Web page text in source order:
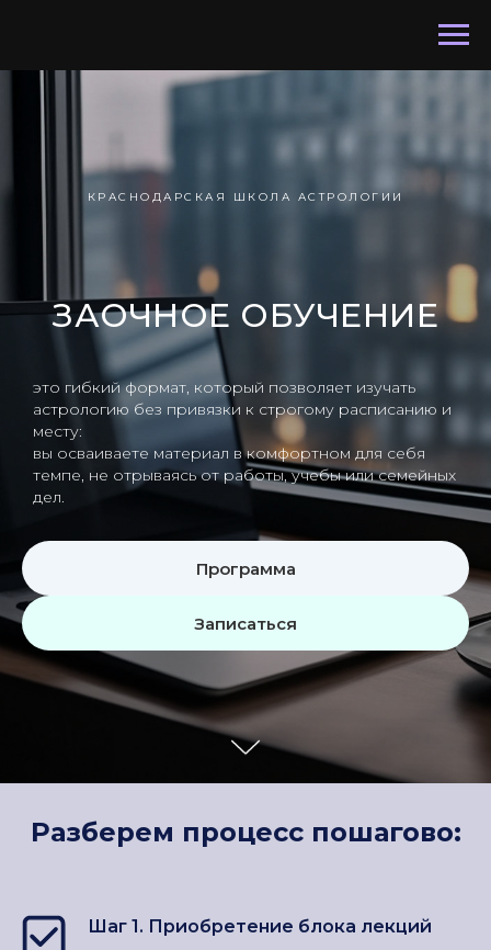
КРАСНОДАРСКАЯ ШКОЛА АСТРОЛОГИИ
ЗАОЧНОЕ ОБУЧЕНИЕ
это гибкий формат, который позволяет изучать
астрологию без привязки к строгому расписанию и
месту:
вы осваиваете материал в комфортном для себя
темпе, не отрываясь от работы, учебы или семейных
дел.
Программа
Записаться
Разберем процесс пошагово:
Шаг 1. Приобретение блока лекций